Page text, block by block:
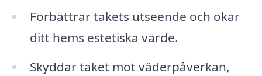
Förbättrar takets utseende och ökar
ditt hems estetiska värde.
Skyddar taket mot väderpåverkan,